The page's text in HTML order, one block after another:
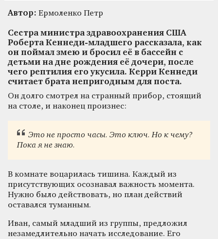
Автор: Ермоленко Петр
Сестра министра здравоохранения США
Роберта Кеннеди-младшего рассказала, как
он поймал змею и бросил её в бассейн с
детьми на дне рождения её дочери, после
чего рептилия его укусила. Керри Кеннеди
считает брата непригодным для поста.
Он долго смотрел на странный прибор, стоящий
на столе, и наконец произнес:
Это не просто часы. Это ключ. Но к чему?
Пока я не знаю.
В комнате воцарилась тишина. Каждый из
присутствующих осознавал важность момента.
Нужно было действовать, но план действий
оставался туманным.
Иван, самый младший из группы, предложил
незамедлительно начать исследование. Его